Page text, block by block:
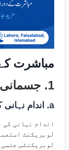
مباشرت
1. جسمانی علاج
a. اندام نہانی کی خشکی کا علاج
اندام نہانی کی
لوبریکنٹ
لوبریکنٹس